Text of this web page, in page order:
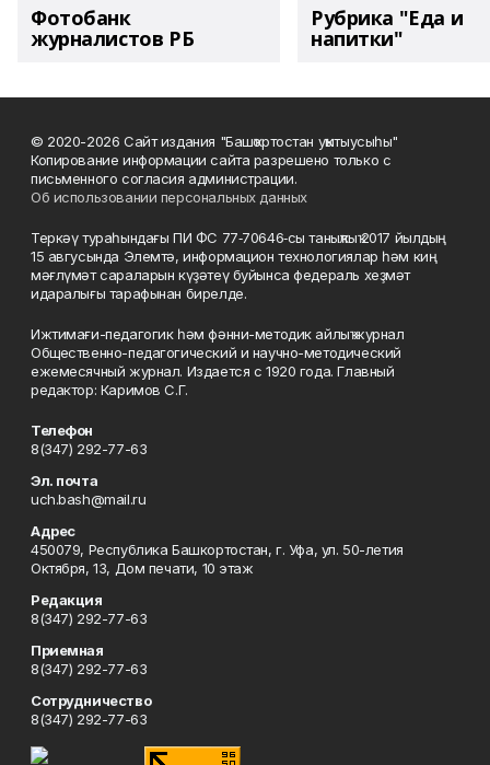
Фотобанк
журналистов РБ
Рубрика "Еда и
напитки"
© 2020-2026 Сайт издания "Башҡортостан уҡытыусыһы"
Копирование информации сайта разрешено только с
письменного согласия администрации.
Об использовании персональных данных
Теркәү тураһындағы ПИ ФС 77‑70646‑сы таныҡлыҡ 2017 йылдың
15 авгусында Элемтә, информацион технологиялар һәм киң
мәғлүмәт сараларын күҙәтеү буйынса федераль хеҙмәт
идаралығы тарафынан бирелде.
Ижтимағи-педагогик һәм фәнни-методик айлыҡ журнал
Общественно-педагогический и научно-методический
ежемесячный журнал. Издается с 1920 года. Главный
редактор: Каримов С.Г.
Телефон
8(347) 292-77-63
Эл. почта
uch.bash@mail.ru
Адрес
450079, Республика Башкортостан, г. Уфа, ул. 50-летия
Октября, 13, Дом печати, 10 этаж
Редакция
8(347) 292-77-63
Приемная
8(347) 292-77-63
Сотрудничество
8(347) 292-77-63